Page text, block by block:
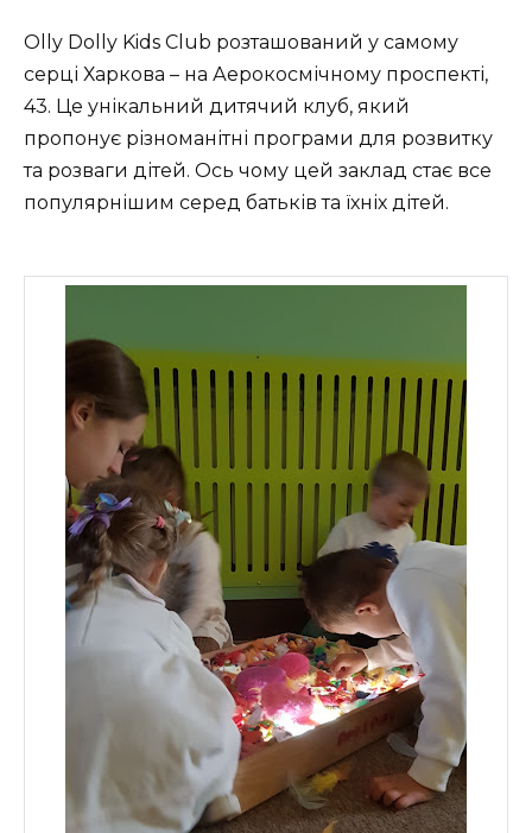
Olly Dolly Kids Club розташований у самому
серці Харкова – на Аерокосмічному проспекті,
43. Це унікальний дитячий клуб, який
пропонує різноманітні програми для розвитку
та розваги дітей. Ось чому цей заклад стає все
популярнішим серед батьків та їхніх дітей.